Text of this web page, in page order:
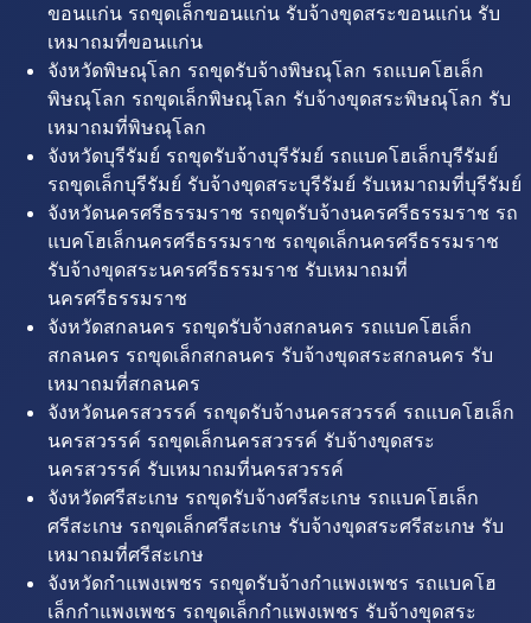
ขอนแก่น รถขุดเล็กขอนแก่น รับจ้างขุดสระขอนแก่น รับ
เหมาถมที่ขอนแก่น
จังหวัดพิษณุโลก รถขุดรับจ้างพิษณุโลก รถแบคโฮเล็ก
พิษณุโลก รถขุดเล็กพิษณุโลก รับจ้างขุดสระพิษณุโลก รับ
เหมาถมที่พิษณุโลก
จังหวัดบุรีรัมย์ รถขุดรับจ้างบุรีรัมย์ รถแบคโฮเล็กบุรีรัมย์
รถขุดเล็กบุรีรัมย์ รับจ้างขุดสระบุรีรัมย์ รับเหมาถมที่บุรีรัมย์
จังหวัดนครศรีธรรมราช รถขุดรับจ้างนครศรีธรรมราช รถ
แบคโฮเล็กนครศรีธรรมราช รถขุดเล็กนครศรีธรรมราช
รับจ้างขุดสระนครศรีธรรมราช รับเหมาถมที่
นครศรีธรรมราช
จังหวัดสกลนคร รถขุดรับจ้างสกลนคร รถแบคโฮเล็ก
สกลนคร รถขุดเล็กสกลนคร รับจ้างขุดสระสกลนคร รับ
เหมาถมที่สกลนคร
จังหวัดนครสวรรค์ รถขุดรับจ้างนครสวรรค์ รถแบคโฮเล็ก
นครสวรรค์ รถขุดเล็กนครสวรรค์ รับจ้างขุดสระ
นครสวรรค์ รับเหมาถมที่นครสวรรค์
จังหวัดศรีสะเกษ รถขุดรับจ้างศรีสะเกษ รถแบคโฮเล็ก
ศรีสะเกษ รถขุดเล็กศรีสะเกษ รับจ้างขุดสระศรีสะเกษ รับ
เหมาถมที่ศรีสะเกษ
จังหวัดกำแพงเพชร รถขุดรับจ้างกำแพงเพชร รถแบคโฮ
เล็กกำแพงเพชร รถขุดเล็กกำแพงเพชร รับจ้างขุดสระ